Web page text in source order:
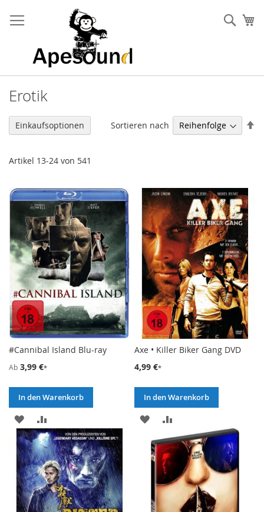
Inhalt
springen
Erotik
Artikel 13-24 von 541
Sortieren nach
#Cannibal Island Blu-ray
Ab 3,99 €
In den Warenkorb
ZUR
WUNSCHLISTE
HINZUFÜGEN
VERGLEICHSLISTE
HINZUFÜGEN
Axe • Killer Biker Gang DVD
4,99 €
In den Warenkorb
ZUR
WUNSCHLISTE
HINZUFÜGEN
VERGLEICHSLISTE
HINZUFÜGEN
Einkaufsoptionen